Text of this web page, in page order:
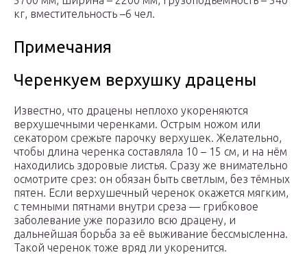
кг, вместительность –6 чел.
Примечания
Черенкуем верхушку драцены
Известно, что драцены неплохо укореняются
верхушечными черенками. Острым ножом или
секатором срежьте парочку верхушек. Желательно,
чтобы длина черенка составляла 10 – 15 см, и на нём
находились здоровые листья. Сразу же внимательно
осмотрите срез: он обязан быть светлым, без тёмных
пятен. Если верхушечный черенок окажется мягким,
с темными пятнами внутри среза — грибковое
заболевание уже поразило всю драцену, и
дальнейшая борьба за её выживание бессмысленна.
Такой черенок тоже вряд ли укоренится.